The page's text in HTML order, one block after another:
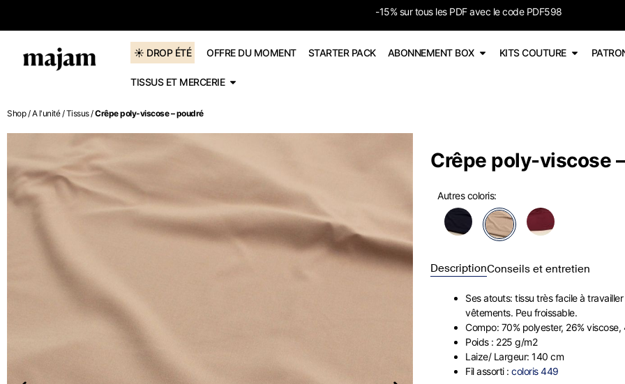
-15% sur tous les PDF avec le code PDF598
☀️ DROP ÉTÉ OFFRE DU MOMENT STARTER PACK ABONNEMENT BOX KITS COUTURE
TISSUS ET MERCERIE
Shop/A l'unité/Tissus/Crêpe poly-viscose – poudré
Crêpe poly-viscose
DescriptionConseils et entretien
Ses atouts: tissu très facile à
vêtements. Peu froissable.
Compo: 70% polyester, 26% viscose,
Poids : 225 g/m2
Laize/ Largeur: 140 cm
Fil assorti :coloris 449
Autres coloris: